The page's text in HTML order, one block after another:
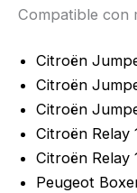
Compatible con
Citroën
Citroën
Citroën
Citroën Relay
Citroën Relay
Peugeot